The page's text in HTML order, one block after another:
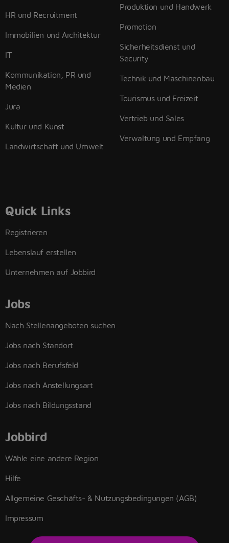
HR und Recruitment
Immobilien und Architektur
IT
Kommunikation, PR und
Medien
Jura
Kultur und Kunst
Landwirtschaft und Umwelt
Produktion und Handwerk
Promotion
Sicherheitsdienst und
Security
Technik und Maschinenbau
Tourismus und Freizeit
Vertrieb und Sales
Verwaltung und Empfang
Quick Links
Registrieren
Lebenslauf erstellen
Unternehmen auf Jobbird
Jobs
Nach Stellenangeboten suchen
Jobs nach Standort
Jobs nach Berufsfeld
Jobs nach Anstellungsart
Jobs nach Bildungsstand
Jobbird
Wähle eine andere Region
Hilfe
Allgemeine Geschäfts- & Nutzungsbedingungen (AGB)
Impressum